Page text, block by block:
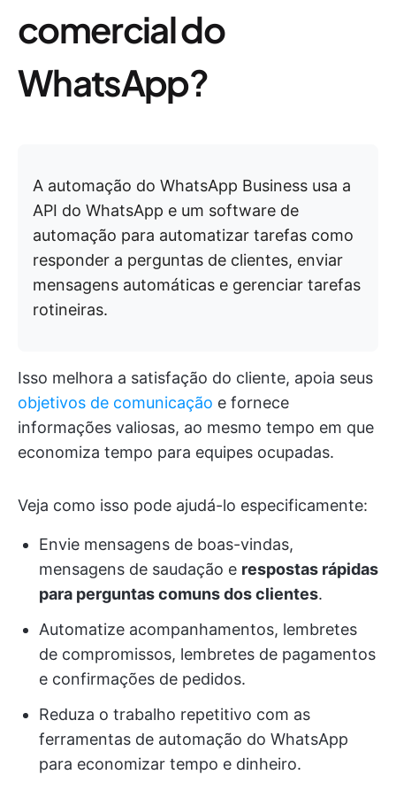
comercial do
WhatsApp?
A automação do WhatsApp Business usa a
API do WhatsApp e um software de
automação para automatizar tarefas como
responder a perguntas de clientes, enviar
mensagens automáticas e gerenciar tarefas
rotineiras.
Isso melhora a satisfação do cliente, apoia seus
objetivos de comunicação e fornece
informações valiosas, ao mesmo tempo em que
economiza tempo para equipes ocupadas.
Veja como isso pode ajudá-lo especificamente:
Envie mensagens de boas-vindas,
mensagens de saudação e respostas rápidas
para perguntas comuns dos clientes.
Automatize acompanhamentos, lembretes
de compromissos, lembretes de pagamentos
e confirmações de pedidos.
Reduza o trabalho repetitivo com as
ferramentas de automação do WhatsApp
para economizar tempo e dinheiro.